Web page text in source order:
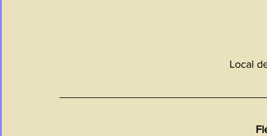
Local